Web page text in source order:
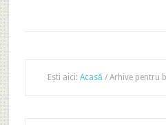
Ești aici: Acasă /Arhive pentru